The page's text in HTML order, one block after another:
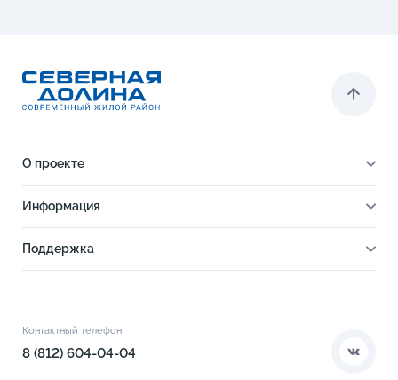
О проекте
Инфраструктура
Благоустройство
Информация
Поддержка
О компании
Контактный телефон
8 (812) 604-04-04